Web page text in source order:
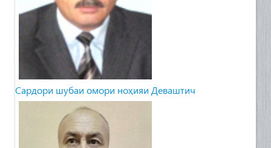
Cардори шубаи омори ноҳияи Деваштич